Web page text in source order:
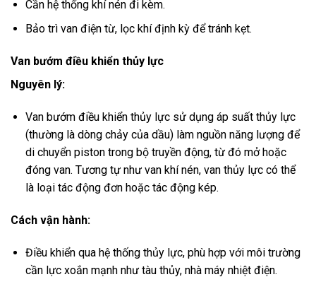
Cần hệ thống khí nén đi kèm.
Bảo trì van điện từ, lọc khí định kỳ để tránh kẹt.
Van bướm điều khiển thủy lực
Nguyên lý:
Van bướm điều khiển thủy lực sử dụng áp suất thủy lực
(thường là dòng chảy của dầu) làm nguồn năng lượng để
di chuyển piston trong bộ truyền động, từ đó mở hoặc
đóng van. Tương tự như van khí nén, van thủy lực có thể
là loại tác động đơn hoặc tác động kép.
Cách vận hành:
Điều khiển qua hệ thống thủy lực, phù hợp với môi trường
cần lực xoắn mạnh như tàu thủy, nhà máy nhiệt điện.